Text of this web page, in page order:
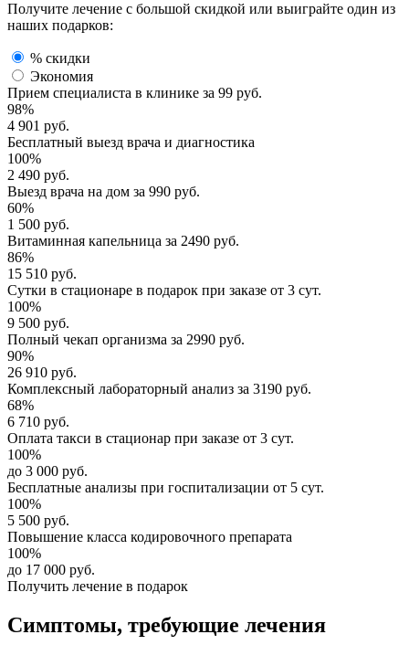
Получите лечение с большой скидкой или выиграйте один из
наших подарков:
% скидки
Экономия
Прием специалиста в клинике за 99 руб.
98%
4 901 руб.
Бесплатный выезд врача и диагностика
100%
2 490 руб.
Выезд врача на дом за 990 руб.
60%
1 500 руб.
Витаминная капельница за 2490 руб.
86%
15 510 руб.
Сутки в стационаре в подарок при заказе от 3 сут.
100%
9 500 руб.
Полный чекап организма за 2990 руб.
90%
26 910 руб.
Комплексный лабораторный анализ за 3190 руб.
68%
6 710 руб.
Оплата такси в стационар при заказе от 3 сут.
100%
до 3 000 руб.
Бесплатные анализы при госпитализации от 5 сут.
100%
5 500 руб.
Повышение класса кодировочного препарата
100%
до 17 000 руб.
Получить лечение в подарок
Симптомы, требующие лечения